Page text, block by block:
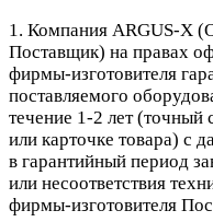
1. Компания ARGUS-X
Поставщик) на правах
фирмы-изготовителя
поставляемого
течение 1-2 лет (точный
или карточке товара) с
в гарантийный период
или несоответствия
фирмы-изготовителя